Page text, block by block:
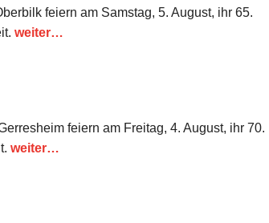
feiern am Samstag, 5. August, ihr 65.
weiter…
feiern am Freitag, 4. August, ihr 70.
weiter…